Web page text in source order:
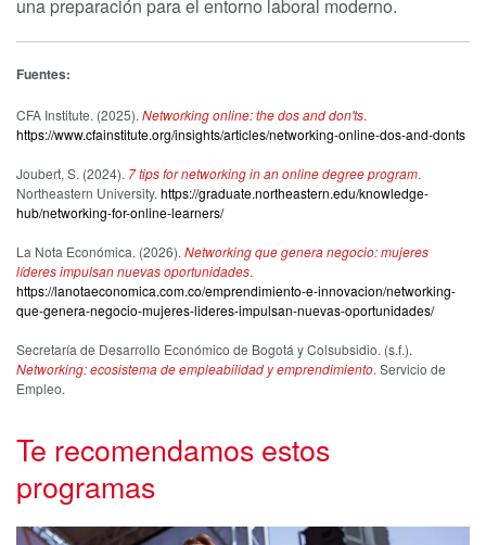
una preparación para el entorno laboral moderno.
Fuentes:
CFA Institute. (2025). Networking online: the dos and don'ts.
https://www.cfainstitute.org/insights/articles/networking-online-dos-and-donts
Joubert, S. (2024). 7 tips for networking in an online degree program.
Northeastern University. https://graduate.northeastern.edu/knowledge-
hub/networking-for-online-learners/
La Nota Económica. (2026). Networking que genera negocio: mujeres
líderes impulsan nuevas oportunidades.
https://lanotaeconomica.com.co/emprendimiento-e-innovacion/networking-
que-genera-negocio-mujeres-lideres-impulsan-nuevas-oportunidades/
Secretaría de Desarrollo Económico de Bogotá y Colsubsidio. (s.f.).
Networking: ecosistema de empleabilidad y emprendimiento. Servicio de
Empleo.
Te recomendamos estos
programas